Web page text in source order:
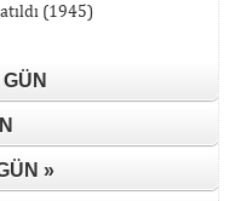
(1945)
»